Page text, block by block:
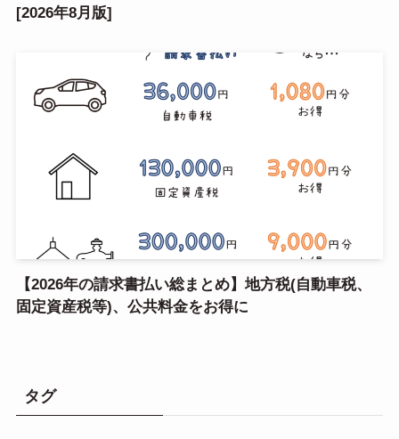
[2026年8月版]
【2026年の請求書払い総まとめ】地方税(自動車税、
固定資産税等)、公共料金をお得に
タグ